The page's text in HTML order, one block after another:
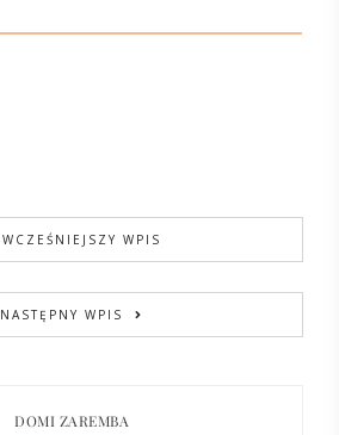
WCZEŚNIEJSZY WPIS
NASTĘPNY WPIS
DOMI ZAREMBA